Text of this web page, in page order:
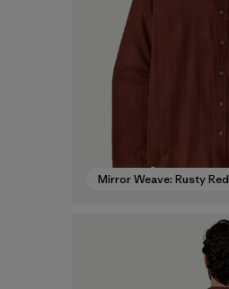
Mirror Weave: Rusty Red